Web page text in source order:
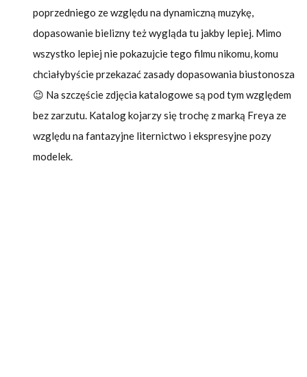
poprzedniego ze względu na dynamiczną muzykę,
dopasowanie bielizny też wygląda tu jakby lepiej. Mimo
wszystko lepiej nie pokazujcie tego filmu nikomu, komu
chciałybyście przekazać zasady dopasowania biustonosza
😉 Na szczęście zdjęcia katalogowe są pod tym względem
bez zarzutu. Katalog kojarzy się trochę z marką Freya ze
względu na fantazyjne liternictwo i ekspresyjne pozy
modelek.